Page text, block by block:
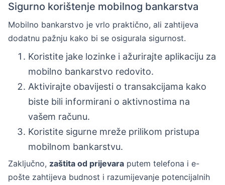
Sigurno korištenje mobilnog bankarstva
Mobilno bankarstvo je vrlo praktično, ali zahtijeva
dodatnu pažnju kako bi se osigurala sigurnost.
Koristite jake lozinke i ažurirajte aplikaciju za
mobilno bankarstvo redovito.
Aktivirajte obavijesti o transakcijama kako
biste bili informirani o aktivnostima na
vašem računu.
Koristite sigurne mreže prilikom pristupa
mobilnom bankarstvu.
Zaključno, zaštita od prijevara putem telefona i e-
pošte zahtijeva budnost i razumijevanje potencijalnih